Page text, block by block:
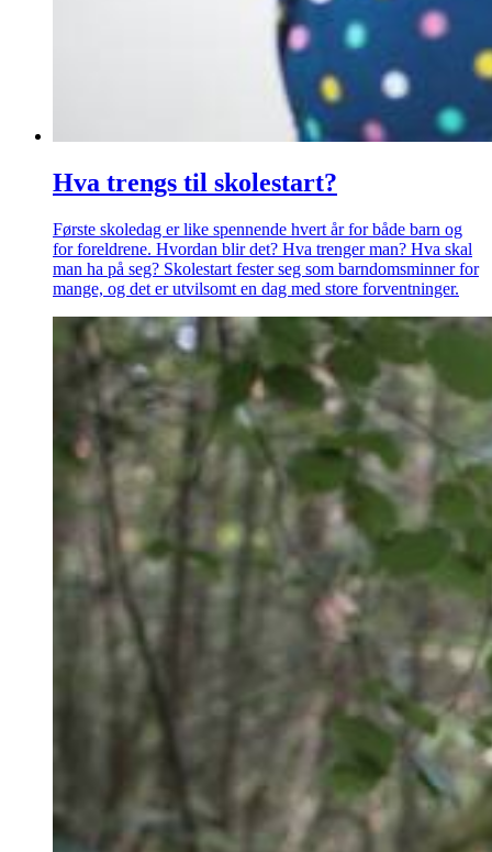
Hva trengs til skolestart?
Første skoledag er like spennende hvert år for både barn og
for foreldrene. Hvordan blir det? Hva trenger man? Hva skal
man ha på seg? Skolestart fester seg som barndomsminner for
mange, og det er utvilsomt en dag med store forventninger.